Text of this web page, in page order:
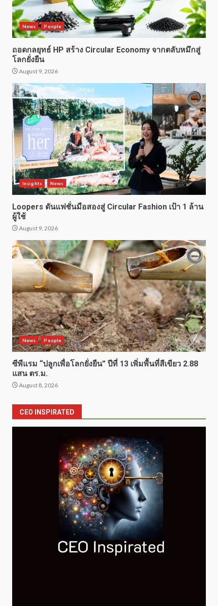
News People
ถอดกลยุทธ์ HP สร้าง Circular Economy จากตลับหมึกสู่
โลกยั่งยืน
August 9, 2026
Insights News
Loopers ดันแฟชั่นมือสองสู่ Circular Fashion เป้า 1 ล้าน
ผู้ใช้
August 9, 2026
News People
ซีพีแรม “ปลูกเพื่อโลกยั่งยืน” ปีที่ 13 เพิ่มพื้นที่สีเขียว 2.88
แสน ตร.ม.
August 8, 2026
CEO INSPIRATED